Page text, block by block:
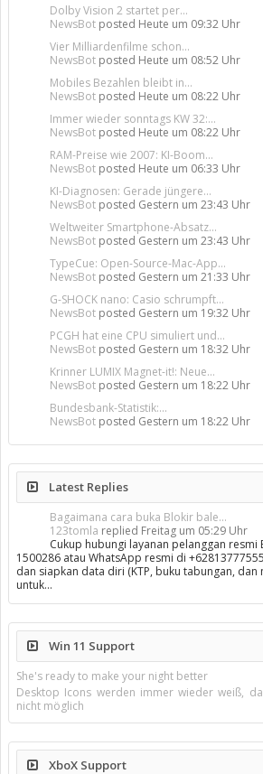
Dolby Vision 2 startet per...
NewsBot posted Heute um 09:32 Uhr
Vier Milliardenfilme schon...
NewsBot posted Heute um 08:52 Uhr
Mobiles Bezahlen bleibt in...
NewsBot posted Heute um 08:22 Uhr
Immer wieder sonntags KW 32:...
NewsBot posted Heute um 08:22 Uhr
RAM-Preise wie 2007: KI-Boom...
NewsBot posted Heute um 06:33 Uhr
KI-Diagnosen: Gerade jüngere...
NewsBot posted Gestern um 23:43 Uhr
Weltweiter Smartphone-Absatz...
NewsBot posted Gestern um 23:43 Uhr
TypeCue: Open-Source-Mac-App...
NewsBot posted Gestern um 21:33 Uhr
G-SHOCK nano: Casio schrumpft...
NewsBot posted Gestern um 19:32 Uhr
PCGH hat eine CPU simuliert und...
NewsBot posted Gestern um 18:32 Uhr
Krinner LUMIX Magnet-it!: Neue...
NewsBot posted Gestern um 18:22 Uhr
Bundesbank-Statistik:...
NewsBot posted Gestern um 18:22 Uhr
Latest Replies
Bagaimana cara buka Blokir bale...
123tomla replied Freitag um 05:29 Uhr
Cukup hubungi layanan pelanggan resmi
1500286 atau WhatsApp resmi di
dan siapkan data diri (KTP, buku tabungan, dan
untuk…
Win 11 Support
She's ready to make your night better
Desktop Icons werden immer wieder weiß,
nicht möglich
XboX Support